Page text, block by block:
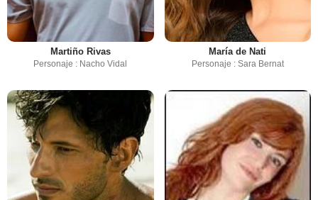
Martiño Rivas
Personaje : Nacho Vidal
María de Nati
Personaje : Sara Bernat